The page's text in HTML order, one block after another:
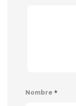
Nombre *